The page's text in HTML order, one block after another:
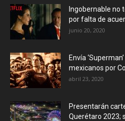
Ingobernable no
por falta de
junio 20, 2020
Envía
mexicanos por
abril 23, 2020
Presentarán
Querétaro 2023;